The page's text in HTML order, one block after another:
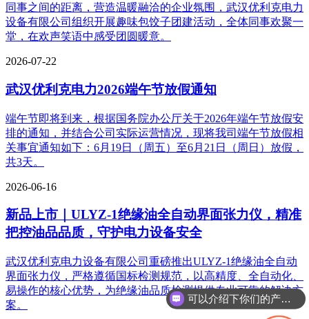
同事之间的距离，营造温暖融洽的企业氛围，武汉优利克电力
设备有限公司组织开展趣味包饺子团建活动，全体同事欢聚一
堂，在欢声笑语中感受团圆暖意。
2026-07-22
武汉优利克电力2026端午节放假通知
端午节即将到来，根据国务院办公厅关于2026年端午节放假安
排的通知，并结合公司实际运营情况，现将我司端午节放假相
关事宜通知如下：6月19日（周五）至6月21日（周日）放假，
共3天。
2026-06-16
新品上市｜ULYZ-1绝缘油全自动界面张力仪，精准
把控油品品质，守护电力设备安全
武汉优利克电力设备有限公司重磅推出ULYZ-1绝缘油全自动
界面张力仪，严格遵循国标检测规范，以高精度、全自动化、
易操作的核心优势，为绝缘油品质检测提供专业可靠的解决方
案。
可以介绍下你们的产品么
你们是怎么收费的呢